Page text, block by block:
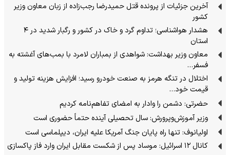
آخرین جزئیات از پرونده قتل حمیدرضا رجب‌زاده از زبان معاون وزیر
کشور
هشدار هواشناسی؛ تداوم گرد و خاک در کشور و رگبار شدید در ۴
استان
معاون وزیر بهداشت: شواهدی از بمباران لامرد با بمب‌های آغشته به
فسفر…
اختلال در تنگه هرمز به صنعت خودرو رسید؛ افزایش هزینه تولید و
قیمت خود…
حضرتی: دشمن را وادار به امضای تفاهم‌نامه کردیم
وزیر آموزش‌وپرورش: سال تحصیلی آینده حتماً حضوری است
اولیانوف: تنها راه پایان جنگ آمریکا علیه ایران، دیپلماسی است
کانال ۱۲ اسرائیل: موساد پس از شکست مقابل ایران وارد فاز پاکسازی